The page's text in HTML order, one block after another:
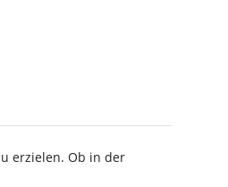
erzielen. Ob in der